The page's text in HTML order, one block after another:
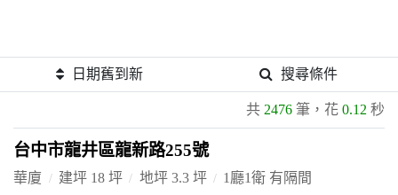
日期舊到新 搜尋條件
共 2476 筆，花 0.12 秒
台中市龍井區龍新路255號
華廈 建坪 18 坪 地坪 3.3 坪
1廳1衛 有隔間